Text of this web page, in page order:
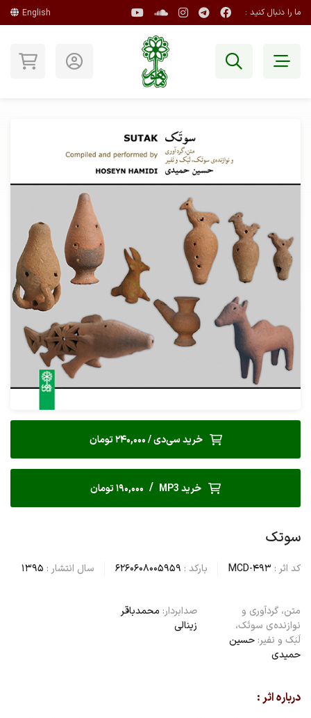
ما را دنبال کنید : English
خرید سی‌دی / 240,000 تومان
خرید MP3 / 190,000 تومان
سوتک
کد اثر : MCD-493 بارکد : 6260608005959 سال انتشار : 1395
متن، گردآوری و
نوازنده‌ی سوتَک،
لَبَک و نفیر: حسین
حمیدی
صدابردار: محمدباقر
زینالی
درباره اثر :